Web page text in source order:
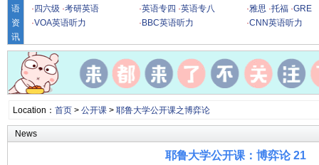
语
资
讯
· 四六级 ·考研英语 ·英语专四 ·英语专八 ·雅思 ·托福 ·GRE
·VOA英语听力 · BBC英语听力 ·CNN英语听力
Location： 首页> 公开课> 耶鲁大学公开课之博弈论
News
耶鲁大学公开课：博弈论 21